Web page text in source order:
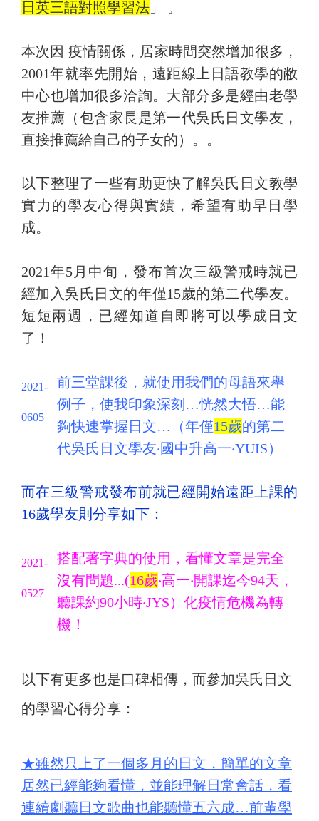
日英三語對照學習法 」 。
本次因 疫情關係，居家時間突然增加很多，
2001年就率先開始，遠距線上日語教學的敝
中心也增加很多洽詢。大部分多是經由老學
友推薦（包含家長是第一代吳氏日文學友，
直接推薦給自己的子女的）。。
以下整理了一些有助更快了解吳氏日文教學
實力的學友心得與實績，希望有助早日學
成。
2021年5月中旬，發布首次三級警戒時就已
經加入吳氏日文的年僅15歲的第二代學友。
短短兩週，已經知道自即將可以學成日文
了！
2021-
0605
前三堂課後，就使用我們的母語來舉
例子，使我印象深刻…恍然大悟…能
夠快速掌握日文…（年僅15歲的第二
代吳氏日文學友‧國中升高一‧YUIS）
而在三級警戒發布前就已經開始遠距上課的
16歲學友則分享如下：
2021-
0527
搭配著字典的使用，看懂文章是完全
沒有問題...(16歲‧高一‧開課迄今94天，
聽課約90小時‧JYS）化疫情危機為轉
機！
以下有更多也是口碑相傳，而參加吳氏日文
的學習心得分享：
★雖然只上了一個多月的日文，簡單的文章
居然已經能夠看懂，並能理解日常會話，看
連續劇聽日文歌曲也能聽懂五六成…前輩學